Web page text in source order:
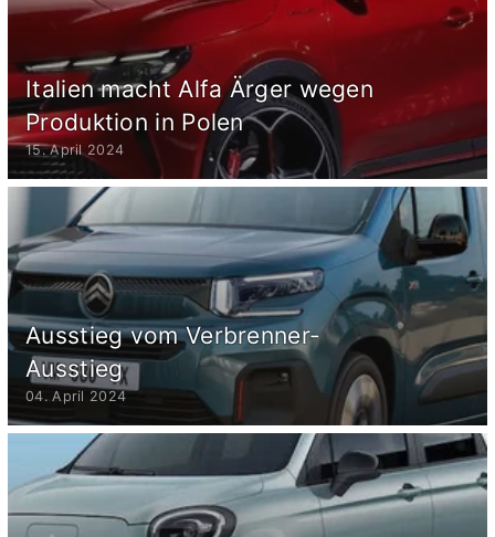
Italien macht Alfa Ärger wegen
Produktion in Polen
15. April 2024
Ausstieg vom Verbrenner-
Ausstieg
04. April 2024